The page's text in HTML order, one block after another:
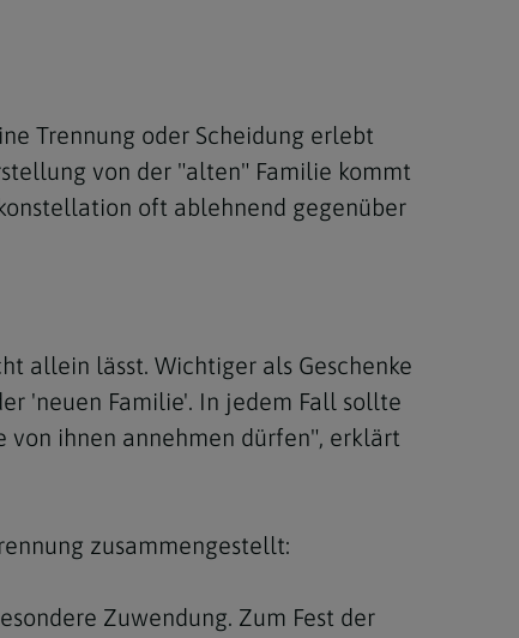
Trennung oder Scheidung erlebt
von der "alten" Familie kommt
oft ablehnend gegenüber
allein lässt. Wichtiger als Geschenke
'neuen Familie'. In jedem Fall sollte
von ihnen annehmen dürfen", erklärt
zusammengestellt:
Zuwendung. Zum Fest der